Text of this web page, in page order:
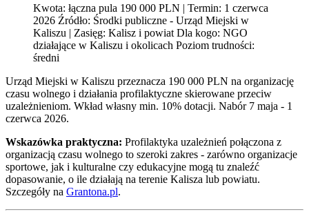
Kwota: łączna pula 190 000 PLN | Termin: 1 czerwca
2026 Źródło: Środki publiczne - Urząd Miejski w
Kaliszu | Zasięg: Kalisz i powiat Dla kogo: NGO
działające w Kaliszu i okolicach Poziom trudności:
średni
Urząd Miejski w Kaliszu przeznacza 190 000 PLN na organizację
czasu wolnego i działania profilaktyczne skierowane przeciw
uzależnieniom. Wkład własny min. 10% dotacji. Nabór 7 maja - 1
czerwca 2026.
Wskazówka praktyczna: Profilaktyka uzależnień połączona z
organizacją czasu wolnego to szeroki zakres - zarówno organizacje
sportowe, jak i kulturalne czy edukacyjne mogą tu znaleźć
dopasowanie, o ile działają na terenie Kalisza lub powiatu.
Szczegóły na Grantona.pl.